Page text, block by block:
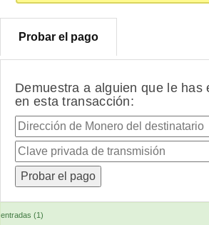
Probar el pago
Demuestra a alguien que le has
en esta transacción:
entradas (1)